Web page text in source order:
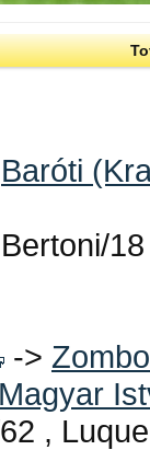
Baróti
->
Magyar
,